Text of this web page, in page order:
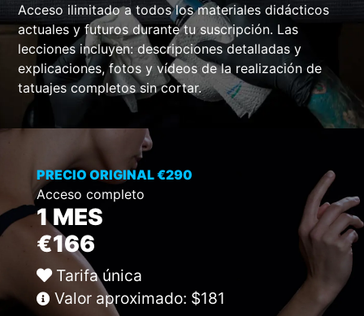
Acceso ilimitado a todos los materiales didácticos
actuales y futuros durante tu suscripción. Las
lecciones incluyen: descripciones detalladas y
explicaciones, fotos y vídeos de la realización de
tatuajes completos sin cortar.
PRECIO ORIGINAL €290
Acceso completo
1 MES
€166
Tarifa única
Valor aproximado: $181